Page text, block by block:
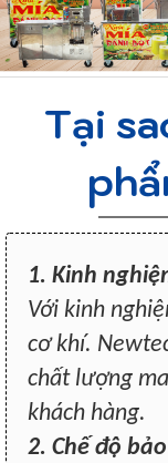
Tại
1. Kinh
Với kinh
cơ khí.
chất lượng
khách hàng.
2. Chế độ